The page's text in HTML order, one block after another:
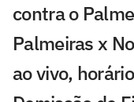
contra o
Palmeiras x
ao vivo,